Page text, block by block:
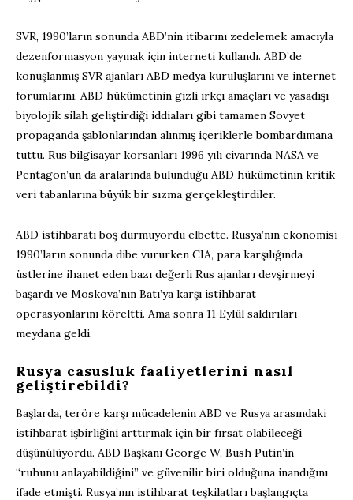
SVR, 1990’ların sonunda ABD’nin itibarını zedelemek amacıyla
dezenformasyon yaymak için interneti kullandı. ABD’de
konuşlanmış SVR ajanları ABD medya kuruluşlarını ve internet
forumlarını, ABD hükümetinin gizli ırkçı amaçları ve yasadışı
biyolojik silah geliştirdiği iddiaları gibi tamamen Sovyet
propaganda şablonlarından alınmış içeriklerle bombardımana
tuttu. Rus bilgisayar korsanları 1996 yılı civarında NASA ve
Pentagon’un da aralarında bulunduğu ABD hükümetinin kritik
veri tabanlarına büyük bir sızma gerçekleştirdiler.
ABD istihbaratı boş durmuyordu elbette. Rusya’nın ekonomisi
1990’ların sonunda dibe vururken CIA, para karşılığında
üstlerine ihanet eden bazı değerli Rus ajanları devşirmeyi
başardı ve Moskova’nın Batı’ya karşı istihbarat
operasyonlarını köreltti. Ama sonra 11 Eylül saldırıları
meydana geldi.
Rusya casusluk faaliyetlerini nasıl
geliştirebildi?
Başlarda, teröre karşı mücadelenin ABD ve Rusya arasındaki
istihbarat işbirliğini arttırmak için bir fırsat olabileceği
düşünülüyordu. ABD Başkanı George W. Bush Putin’in
“ruhunu anlayabildiğini” ve güvenilir biri olduğuna inandığını
ifade etmişti. Rusya’nın istihbarat teşkilatları başlangıçta